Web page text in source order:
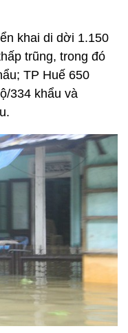
khai di dời 1.150
trũng, trong đó
TP Huế 650
334 khẩu và